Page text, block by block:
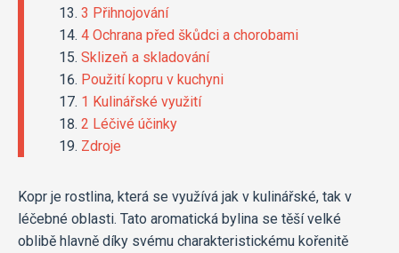
3 Přihnojování
4 Ochrana před škůdci a chorobami
Sklizeň a skladování
Použití kopru v kuchyni
1 Kulinářské využití
2 Léčivé účinky
Zdroje
Kopr je rostlina, která se využívá jak v kulinářské, tak v
léčebné oblasti. Tato aromatická bylina se těší velké
oblibě hlavně díky svému charakteristickému kořenitě